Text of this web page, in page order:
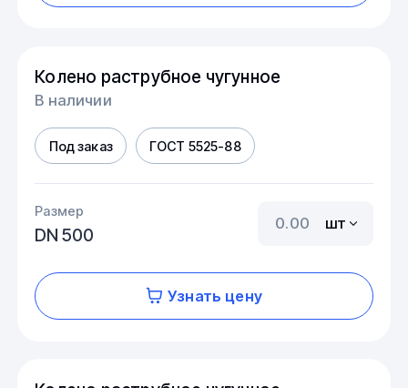
Колено раструбное чугунное
В наличии
Под заказ ГОСТ 5525-88
Размер
DN 500
шт
Узнать цену